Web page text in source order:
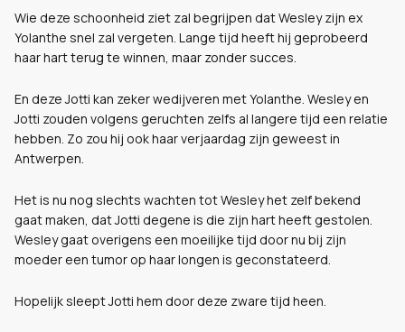
Wie deze schoonheid ziet zal begrijpen dat Wesley zijn ex
Yolanthe snel zal vergeten. Lange tijd heeft hij geprobeerd
haar hart terug te winnen, maar zonder succes.
En deze Jotti kan zeker wedijveren met Yolanthe. Wesley en
Jotti zouden volgens geruchten zelfs al langere tijd een relatie
hebben. Zo zou hij ook haar verjaardag zijn geweest in
Antwerpen.
Het is nu nog slechts wachten tot Wesley het zelf bekend
gaat maken, dat Jotti degene is die zijn hart heeft gestolen.
Wesley gaat overigens een moeilijke tijd door nu bij zijn
moeder een tumor op haar longen is geconstateerd.
Hopelijk sleept Jotti hem door deze zware tijd heen.